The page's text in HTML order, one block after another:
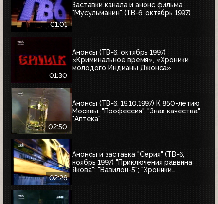
01:01
Заставки канала и анонс фильма
"Мусульманин" (ТВ-6, октябрь 1997)
01:30
Анонсы (ТВ-6, октябрь 1997)
«Криминальное время», «Хроники
молодого Индианы Джонса»
02:50
Анонсы (ТВ-6, 19.10.1997) К 850-летию
Москвы, "Профессия", "Знак качества",
"Аптека"
02:26
Анонсы и заставка "Серия" (ТВ-6,
ноябрь 1997) "Приключения раввина
Якова"; "Вавилон-5"; "Хроники